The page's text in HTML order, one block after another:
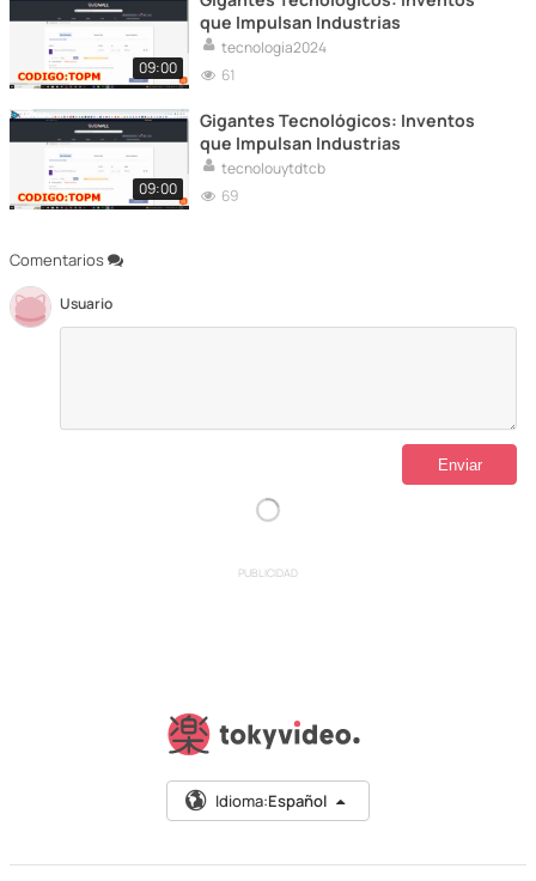
Comentarios
Usuario
09:00
que Impulsan Industrias
tecnologia2024
61
09:00
Gigantes Tecnológicos: Inventos
que Impulsan Industrias
tecnolouytdtcb
69
PUBLICIDAD
Idioma:Español